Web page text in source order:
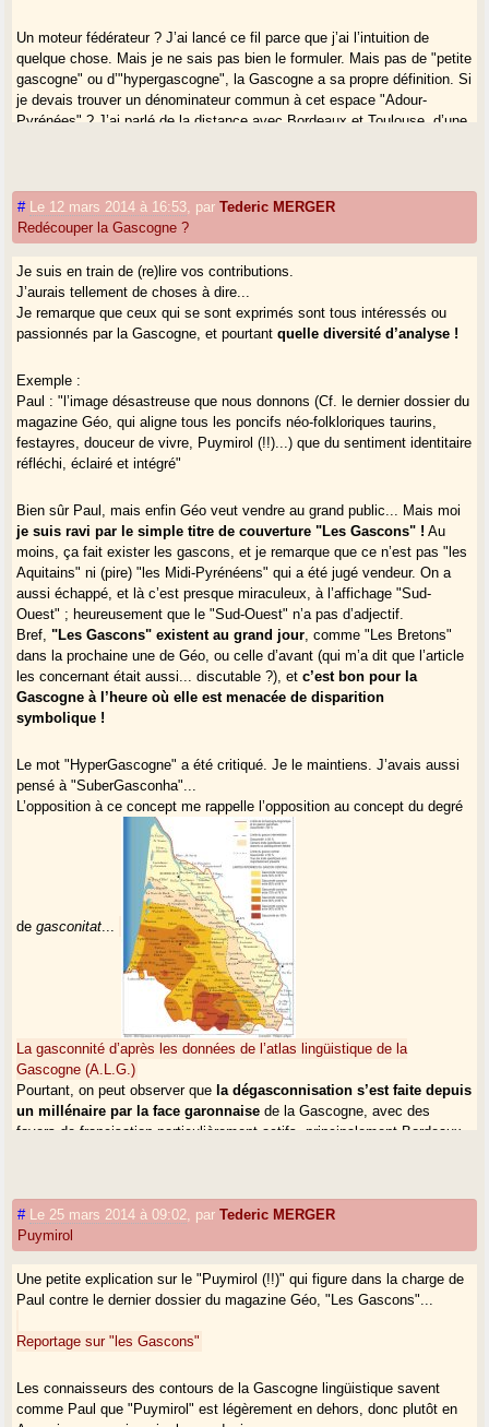
Un moteur fédérateur ? J’ai lancé ce fil parce que j’ai l’intuition de
quelque chose. Mais je ne sais pas bien le formuler. Mais pas de "petite
gascogne" ou d’"hypergascogne", la Gascogne a sa propre définition. Si
je devais trouver un dénominateur commun à cet espace "Adour-
Pyrénées" ? J’ai parlé de la distance avec Bordeaux et Toulouse, d’une
Petit témoignage sur le hiatus basco-gascon : il n’est pas si
montagnarde. Je trouve qu’Ossalois, Aspois, Barétounais, Souletins,
nous partageons quand même beaucoup.
Il y a une évolution en marche, et donc une piste, au niveau de des
# Le 12 mars 2014 à 16:53 parTederic MERGER
Redécouper la Gascogne ?
Je suis en train de (re)lire vos contributions.
J’aurais tellement de choses à dire...
Je remarque que ceux qui se sont exprimés sont tous intéressés ou
passionnés par la Gascogne, et pourtantquelle diversité d’analyse !
Exemple :
Paul : "l’image désastreuse que nous donnons (Cf. le dernier dossier du
magazine Géo, qui aligne tous les poncifs néo-folkloriques taurins,
festayres, douceur de vivre, Puymirol (!!)...) que du sentiment identitaire
réfléchi, éclairé et intégré"
Bien sûr Paul, mais enfin Géo veut vendre au grand public... Mais moi
je suis ravi par le simple titre de couverture "Les Gascons" ! Au
moins, ça fait exister les gascons, et je remarque que ce n’est pas "les
Aquitains" ni (pire) "les Midi-Pyrénéens" qui a été jugé vendeur. On a
aussi échappé, et là c’est presque miraculeux, à l’affichage "Sud-
Ouest" ; heureusement que le "Sud-Ouest" n’a pas d’adjectif.
Bref,"Les Gascons" existent au grand jour , comme "Les Bretons"
dans la prochaine une de Géo, ou celle d’avant (qui m’a dit que l’article
les concernant était aussi... discutable ?), etc’est bon pour la
Gascogne à l’heure où elle est menacée de disparition
symbolique !
Le mot "HyperGascogne" a été critiqué. Je le maintiens. J’avais aussi
pensé à "SuberGasconha"...
L’opposition à ce concept me rappelle l’opposition au concept du degré
degasconitat
La gasconnité d’après les données de l’atlas lingüistique de la
Gascogne (A.L.G.)
Pourtant, on peut observer que la dégasconnisation s’est faite depuis
un millénaire par la face garonnaise de la Gascogne, avec des
foyers de francisation particulièrement actifs, principalement Bordeaux.
Les localités les plus éloignées de cette houle ont davantage gardé leur
gasconitat
J’entends bien que depuis quelques décennies, il y a une accélération :
la houle submerge la Gascogne profonde et commence à lécher la
montagne...
culturellehéritéequi résiste (mal, certes).
Maintenant, imaginons qu’un jour cette houle ou cette marée
uniformisatrice ait tout anéanti... Le mouvement semble bien entamé...
# Le 25 mars 2014 à 09:02 parTederic MERGER
Puymirol
Une petite explication sur le "Puymirol (!!)" qui figure dans la charge de
Paul contre le dernier dossier du magazine Géo, "Les Gascons"...
Reportage sur "les Gascons"
Les connaisseurs des contours de la Gascogne lingüistique savent
comme Paul que "Puymirol" est légèrement en dehors, donc plutôt en